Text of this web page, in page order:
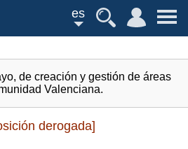
es
de creación y gestión de áreas
Valenciana.
derogada]